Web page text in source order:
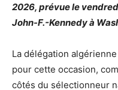
2026, prévue le
John-F.-Kennedy à
La délégation
pour cette occasion,
côtés du sélectionneur